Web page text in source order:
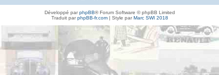
Développé parphpBB® Forum Software © phpBB Limited
Traduit parphpBB-fr.com| Style parMarc SWI 2018